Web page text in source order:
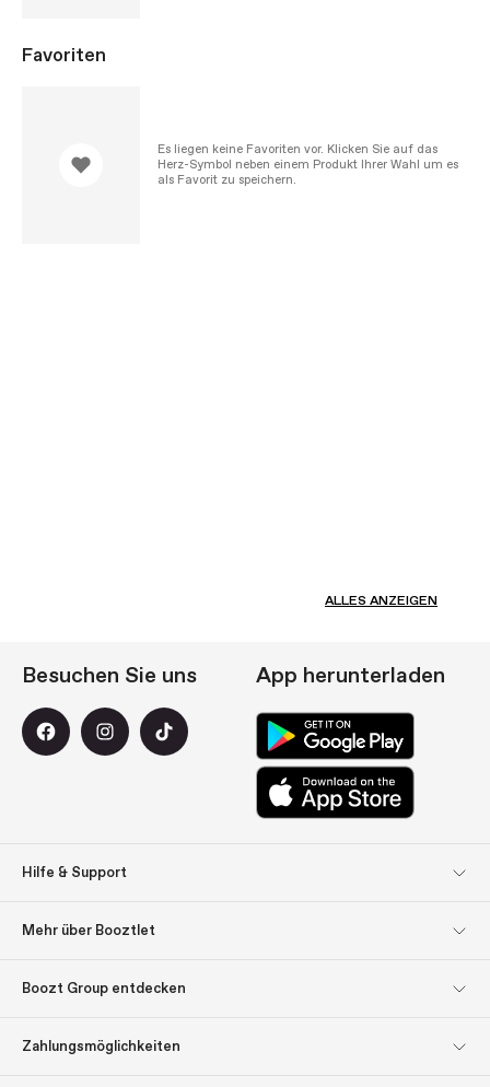
Favoriten
Es liegen keine Favoriten vor. Klicken Sie auf das
Herz-Symbol neben einem Produkt Ihrer Wahl um es
als Favorit zu speichern.
ALLES ANZEIGEN
Hilfe & Support
Mehr über Booztlet
Newsletter
Boozt Group entdecken
Besuchen Sie uns App herunterladen
Zahlungsmöglichkeiten